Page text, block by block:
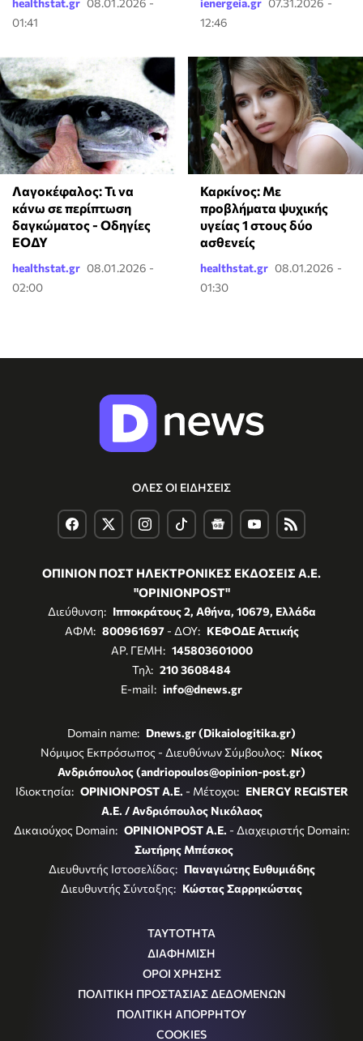
healthstat.gr 08.01.2026 -
01:41
ienergeia.gr 07.31.2026 -
12:46
Λαγοκέφαλος: Τι να
κάνω σε περίπτωση
δαγκώματος - Οδηγίες
ΕΟΔΥ
healthstat.gr 08.01.2026 -
02:00
Καρκίνος: Με
προβλήματα ψυχικής
υγείας 1 στους δύο
ασθενείς
healthstat.gr 08.01.2026 -
01:30
ΟΛΕΣ ΟΙ ΕΙΔΗΣΕΙΣ
ΟΠΙΝΙΟΝ ΠΟΣΤ ΗΛΕΚΤΡΟΝΙΚΕΣ ΕΚΔΟΣΕΙΣ Α.Ε.
"OPINIONPOST"
Διεύθυνση: Ιπποκράτους 2, Αθήνα, 10679, Ελλάδα
ΑΦΜ: 800961697- ΔΟΥ: ΚΕΦΟΔΕ Αττικής
ΑΡ. ΓΕΜΗ: 145803601000
Τηλ: 210 3608484
E-mail: info@dnews.gr
Domain name: Dnews.gr (Dikaiologitika.gr)
Νόμιμος Εκπρόσωπος - Διευθύνων Σύμβουλος: Νίκος
Ανδριόπουλος (andriopoulos@opinion-post.gr)
Ιδιοκτησία: OPINIONPOST A.E. - Μέτοχοι: ENERGY REGISTER
Α.Ε. / Ανδριόπουλος Νικόλαος
Δικαιούχος Domain: OPINIONPOST A.E. - Διαχειριστής Domain:
Σωτήρης Μπέσκος
Διευθυντής Ιστοσελίδας: Παναγιώτης Ευθυμιάδης
Διευθυντής Σύνταξης: Κώστας Σαρρηκώστας
ΤΑΥΤΟΤΗΤΑ
ΔΙΑΦΗΜΙΣΗ
ΟΡΟΙ ΧΡΗΣΗΣ
ΠΟΛΙΤΙΚΗ ΠΡΟΣΤΑΣΙΑΣ ΔΕΔΟΜΕΝΩΝ
ΠΟΛΙΤΙΚΗ ΑΠΟΡΡΗΤΟΥ
COOKIES